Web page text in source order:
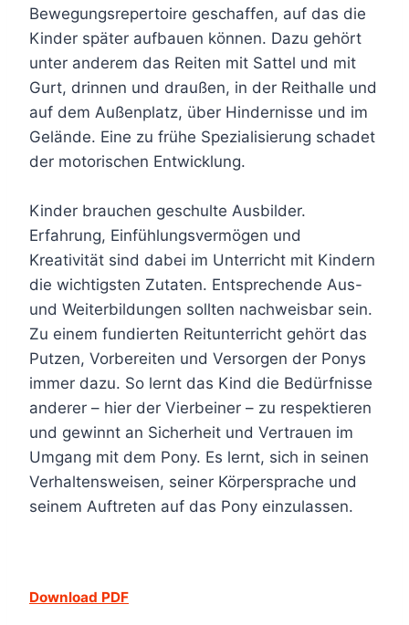
Bewegungsrepertoire geschaffen, auf das die
Kinder später aufbauen können. Dazu gehört
unter anderem das Reiten mit Sattel und mit
Gurt, drinnen und draußen, in der Reithalle und
auf dem Außenplatz, über Hindernisse und im
Gelände. Eine zu frühe Spezialisierung schadet
der motorischen Entwicklung.
Kinder brauchen geschulte Ausbilder.
Erfahrung, Einfühlungsvermögen und
Kreativität sind dabei im Unterricht mit Kindern
die wichtigsten Zutaten. Entsprechende Aus-
und Weiterbildungen sollten nachweisbar sein.
Zu einem fundierten Reitunterricht gehört das
Putzen, Vorbereiten und Versorgen der Ponys
immer dazu. So lernt das Kind die Bedürfnisse
anderer – hier der Vierbeiner – zu respektieren
und gewinnt an Sicherheit und Vertrauen im
Umgang mit dem Pony. Es lernt, sich in seinen
Verhaltensweisen, seiner Körpersprache und
seinem Auftreten auf das Pony einzulassen.
Download PDF